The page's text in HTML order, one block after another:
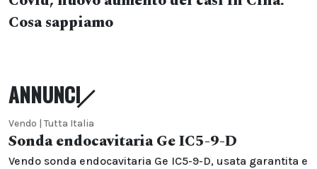
Cosa sappiamo
ANNUNCI
Vendo | Tutta Italia
Sonda endocavitaria Ge IC5-9-D
Vendo sonda endocavitaria Ge IC5-9-D, usata garantita e